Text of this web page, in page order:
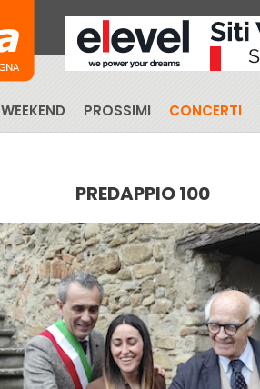
WEEKEND PROSSIMI CONCERTI
PREDAPPIO 100